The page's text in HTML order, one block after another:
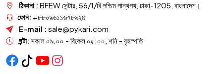
ঠিকানা : BFEW সেন্টার, 56/1/বি পশ্চিম পান্থপথ, ঢাকা-1205, বাংলাদেশ।
ফোন: +৮৮০৯৬১১৬৭৮৯২৪
E-mail : sale@pykari.com
ঘন্টা: সকাল ০৯:০০ - বিকেল ০৫:০০, শনি - বৃহস্পতি